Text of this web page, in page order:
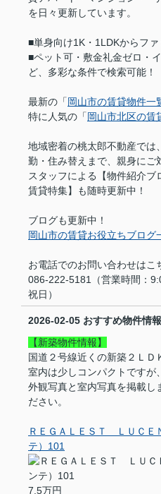
を日々更新しています。
■単身向け1K・1LDKからフ
■ペット可・敷金礼金ゼロ・
ど、多彩な条件で検索可能！
最新の「 岡山市の賃貸物件一
特に人気の「 岡山市北区の賃
地域密着の桃太郎不動産では
勤・住み替えまで、親身にご
スタッフによる【物件紹介
賃貸特集】も随時更新中！
ブログも更新中！
岡山市の賃貸お役立ちブログ
お電話でのお問い合わせはこ
086-222-5181（営業時間：
祝日）
2026-02-05 おすすめ物件情報
【新築物件情報】
国道２号線近くの新築２ＬＤ
室内は少しコンパクトですが
外観写真と室内写真を掲載し
ださい。
ＲＥＧＡＬＥＳＴ ＬＵＣＥ
テ）101
7.5万円